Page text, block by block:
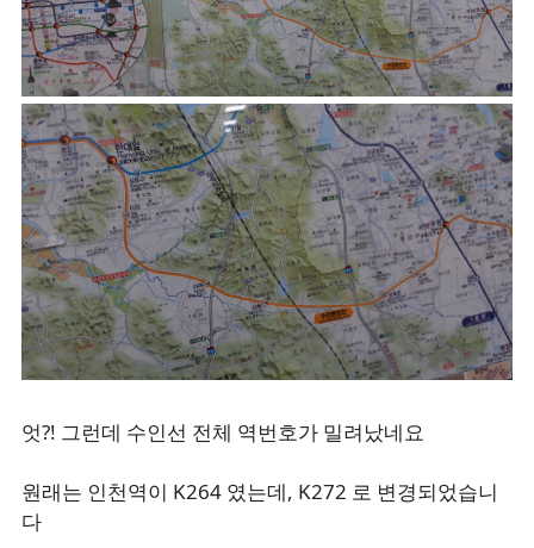
엇?! 그런데 수인선 전체 역번호가 밀려났네요
원래는 인천역이 K264 였는데, K272 로 변경되었습니
다